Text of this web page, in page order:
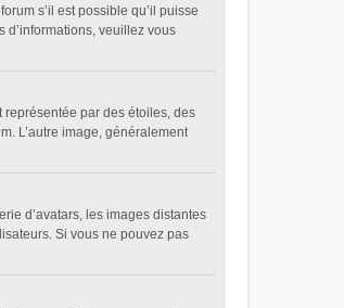
s’il est possible qu’il puisse
d’informations, veuillez vous
représentée par des étoiles, des
L’autre image, généralement
d’avatars, les images distantes
Si vous ne pouvez pas